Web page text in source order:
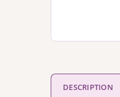
DESCRIPTION